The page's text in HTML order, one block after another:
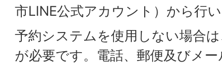
市LINE公式アカウント）から行
予約システムを使用しない場合
が必要です。電話、郵便及びメ